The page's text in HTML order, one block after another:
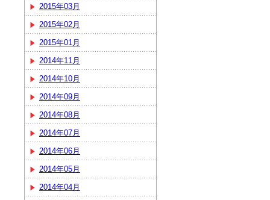
2015年03月
2015年02月
2015年01月
2014年11月
2014年10月
2014年09月
2014年08月
2014年07月
2014年06月
2014年05月
2014年04月